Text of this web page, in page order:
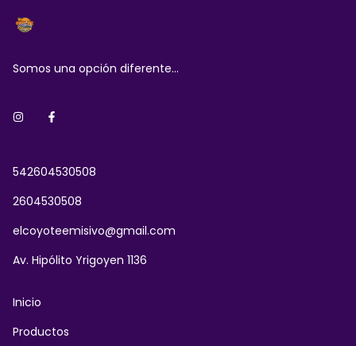
Somos una opción diferente...
542604530508
2604530508
elcoyoteemisivo@gmail.com
Av. Hipólito Yrigoyen 1136
Inicio
Productos